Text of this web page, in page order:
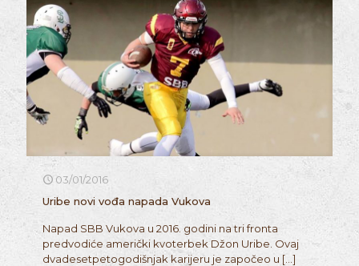
03/01/2016
Uribe novi vođa napada Vukova
Napad SBB Vukova u 2016. godini na tri fronta
predvodiće američki kvoterbek Džon Uribe. Ovaj
dvadesetpetogodišnjak karijeru je započeo u […]